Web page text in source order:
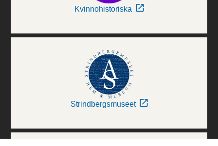
Kvinnohistoriska
Strindbergsmuseet